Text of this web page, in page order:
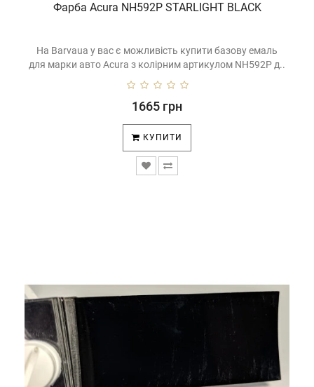
Фарба Acura NH592P STARLIGHT BLACK
На Barvaua у вас є можливість купити базову емаль
для марки авто Acura з колірним артикулом NH592P д..
1665 грн
КУПИТИ